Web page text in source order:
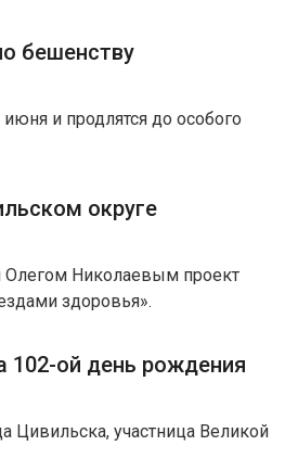
бешенству
и продлятся до особого
округе
Николаевым проект
здоровья».
102-ой день рождения
Цивильска, участница Великой